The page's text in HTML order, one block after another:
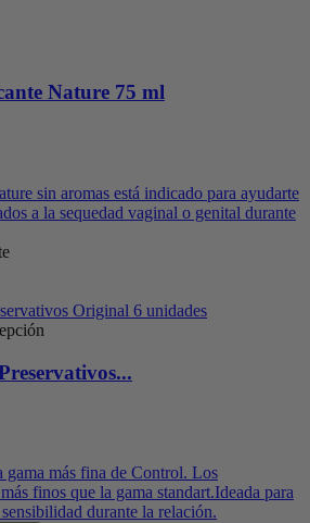
Nature 75 ml
sin aromas está indicado para ayudarte
a la sequedad vaginal o genital durante
gama más fina de Control. Los
finos que la gama standart.Ideada para
durante la relación.